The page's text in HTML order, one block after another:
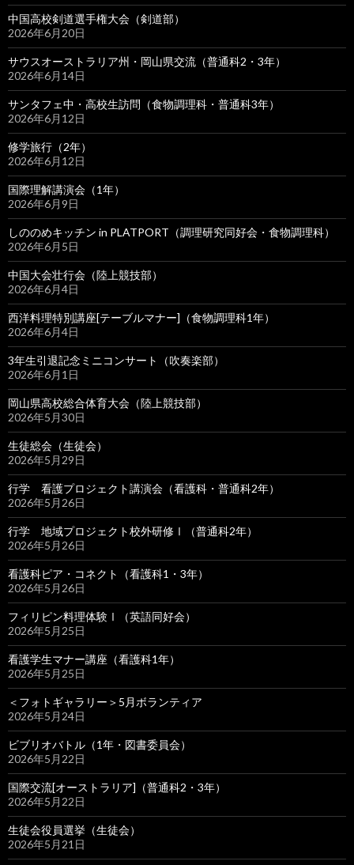
中国高校剣道選手権大会（剣道部）
2026年6月20日
サウスオーストラリア州・岡山県交流（普通科2・3年）
2026年6月14日
サンタフェ中・高校生訪問（食物調理科・普通科3年）
2026年6月12日
修学旅行（2年）
2026年6月12日
国際理解講演会（1年）
2026年6月9日
しののめキッチン in PLATPORT（調理研究同好会・食物調理科）
2026年6月5日
中国大会壮行会（陸上競技部）
2026年6月4日
西洋料理特別講座[テーブルマナー]（食物調理科1年）
2026年6月4日
3年生引退記念ミニコンサート（吹奏楽部）
2026年6月1日
岡山県高校総合体育大会（陸上競技部）
2026年5月30日
生徒総会（生徒会）
2026年5月29日
行学 看護プロジェクト講演会（看護科・普通科2年）
2026年5月26日
行学 地域プロジェクト校外研修Ⅰ（普通科2年）
2026年5月26日
看護科ピア・コネクト（看護科1・3年）
2026年5月26日
フィリピン料理体験Ⅰ（英語同好会）
2026年5月25日
看護学生マナー講座（看護科1年）
2026年5月25日
＜フォトギャラリー＞5月ボランティア
2026年5月24日
ビブリオバトル（1年・図書委員会）
2026年5月22日
国際交流[オーストラリア]（普通科2・3年）
2026年5月22日
生徒会役員選挙（生徒会）
2026年5月21日